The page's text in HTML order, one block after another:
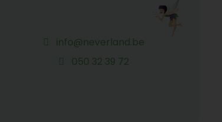
info@neverland.be
050 32 39 72